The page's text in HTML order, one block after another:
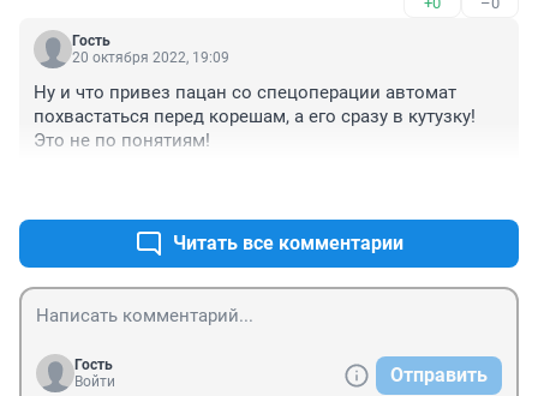
Гость
20 октября 2022, 19:09
Ну и что привез пацан со спецоперации автомат
похвастаться перед корешам, а его сразу в кутузку!
Это не по понятиям!
Читать все комментарии
Гость
Войти
Отправить